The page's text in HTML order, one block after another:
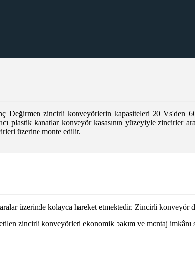
Değirmen zincirli konveyörlerin kapasiteleri 20 Vs'den
plastik kanatlar konveyör kasasının yüzeyiyle zincirler
üzerine monte edilir.
üzerinde kolayca hareket etmektedir. Zincirli
zincirli konveyörleri ekonomik bakım ve montaj imkânı